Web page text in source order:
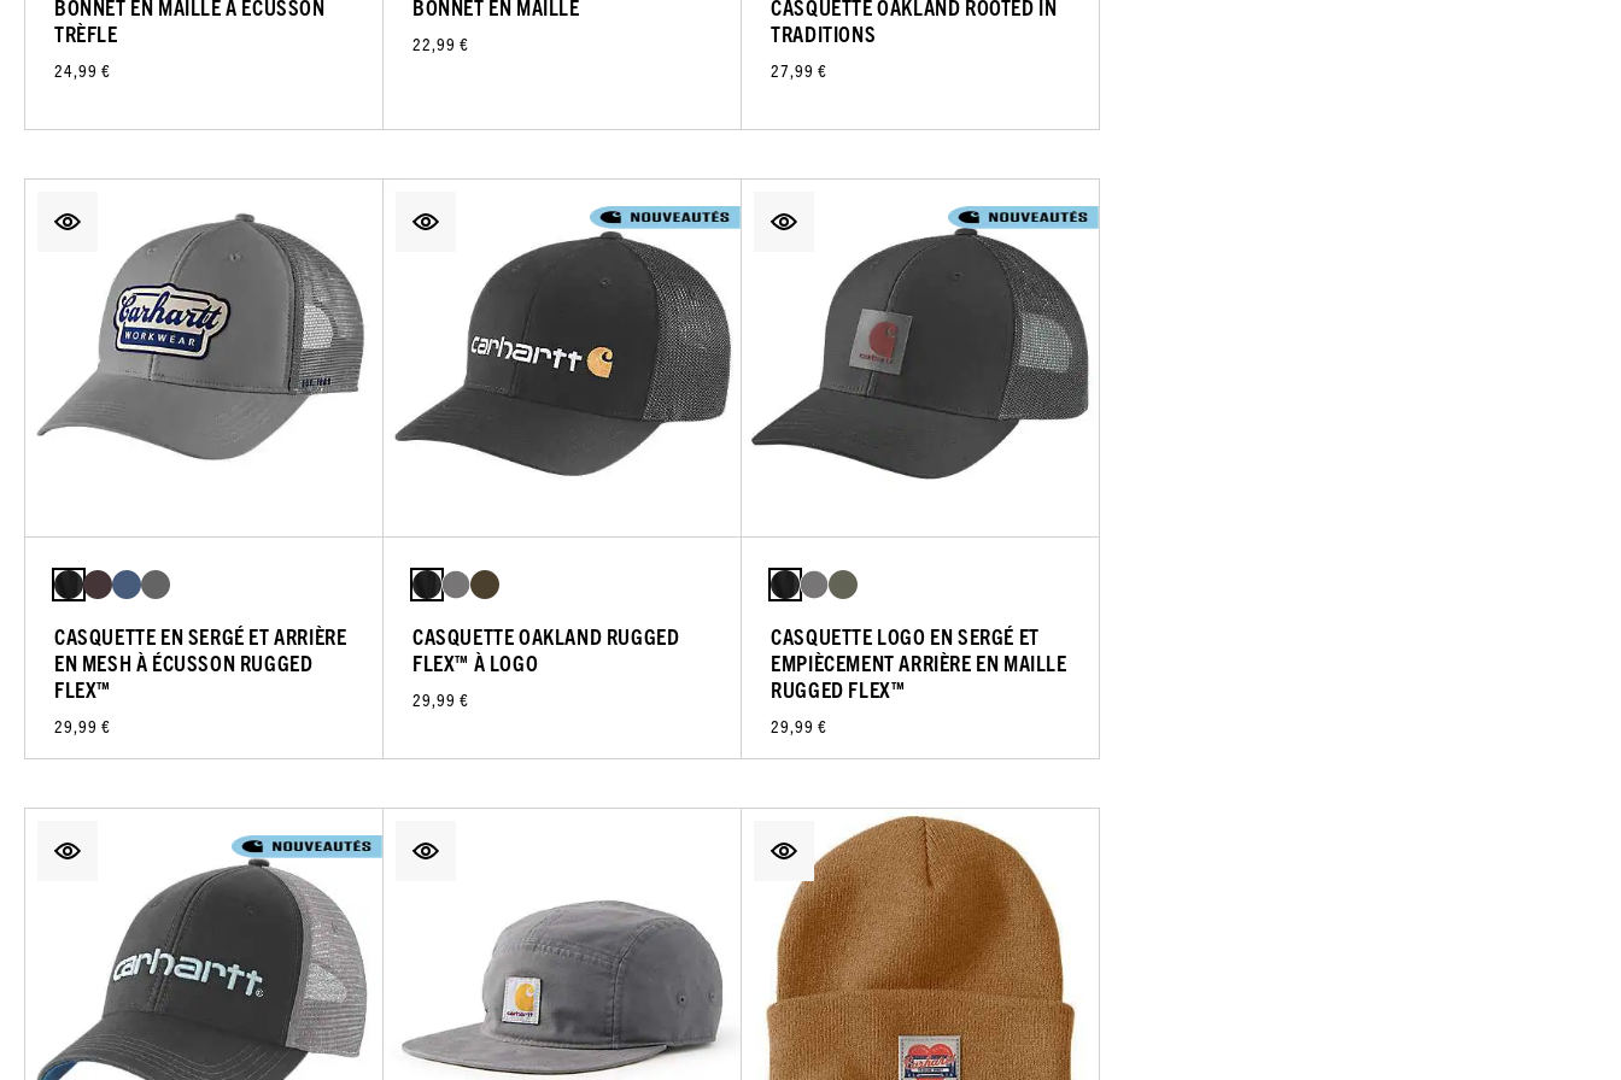
BONNET EN MAILLE À ÉCUSSON
TRÈFLE
24,99 €
BONNET EN MAILLE
22,99 €
CASQUETTE OAKLAND ROOTED IN
TRADITIONS
27,99 €
CASQUETTE EN SERGÉ ET ARRIÈRE
EN MESH À ÉCUSSON RUGGED
FLEX™
29,99 €
CASQUETTE OAKLAND RUGGED
FLEX™ À LOGO
29,99 €
CASQUETTE LOGO EN SERGÉ ET
EMPIÈCEMENT ARRIÈRE EN MAILLE
RUGGED FLEX™
29,99 €